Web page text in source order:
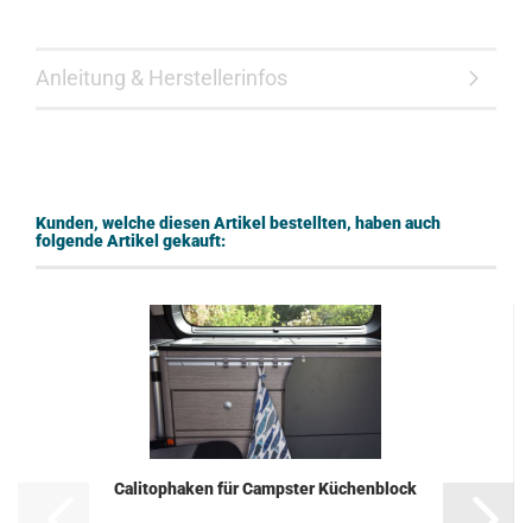
Anleitung & Herstellerinfos
Kunden, welche diesen Artikel bestellten, haben auch
folgende Artikel gekauft:
Calitophaken für Campster Küchenblock